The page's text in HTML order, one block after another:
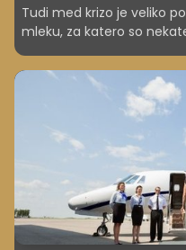
Tudi med krizo je veliko
mleku, za katero so